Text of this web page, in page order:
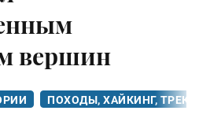
вершин
ПОХОДЫ, ХАЙКИНГ,